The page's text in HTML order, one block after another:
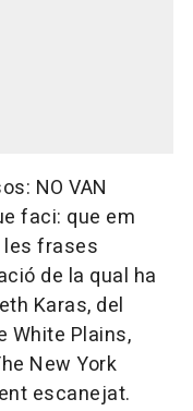
NO VAN
faci: que em
les frases
de la qual ha
Karas, del
White Plains,
New York
escanejat.